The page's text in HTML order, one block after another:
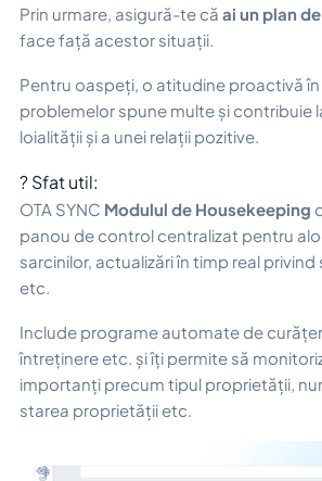
Prin urmare, asigură-te că ai un plan
face față acestor situații.
Pentru oaspeți, o atitudine proactivă în
problemelor spune multe și contribuie
loialității și a unei relații pozitive.
? Sfat util:
OTA SYNC Modulul de Housekeeping
panou de control centralizat pentru
sarcinilor, actualizări în timp real
etc.
Include programe automate de
întreținere etc. și îți permite să
importanți precum tipul proprietății,
starea proprietății etc.